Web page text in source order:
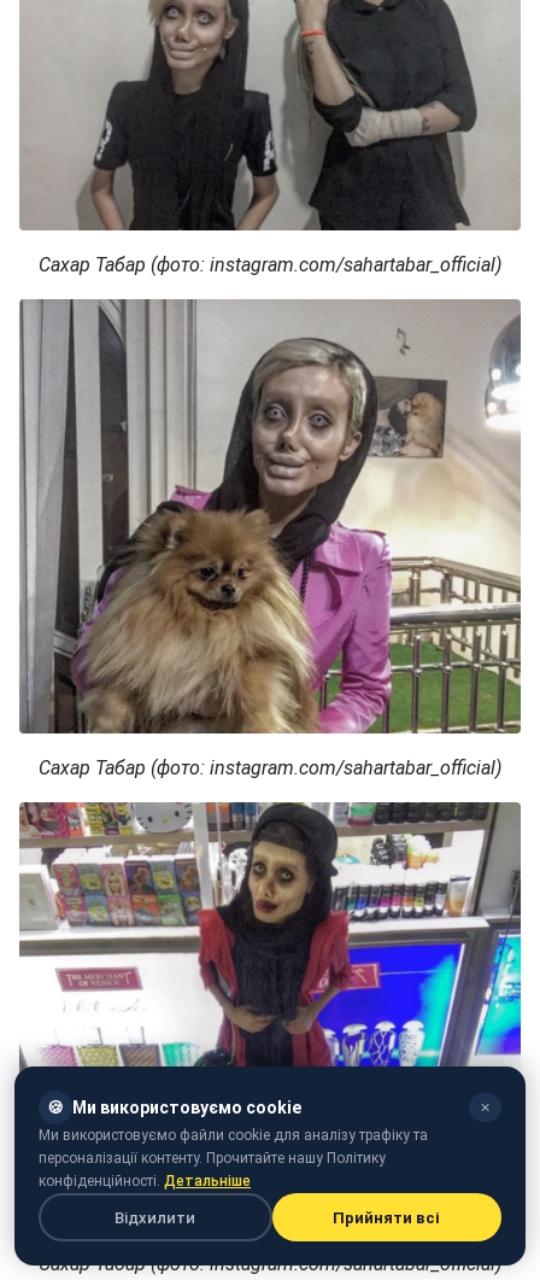
Сахар Табар (фото: instagram.com/sahartabar_official)
Сахар Табар (фото: instagram.com/sahartabar_official)
Сахар Табар (фото: instagram.com/sahartabar_official)
🍪 Ми використовуємо cookie ✕
Ми використовуємо файли cookie для аналізу трафіку та
персоналізації контенту. Прочитайте нашу Політику
конфіденційності. Детальніше
Відхилити Прийняти всі